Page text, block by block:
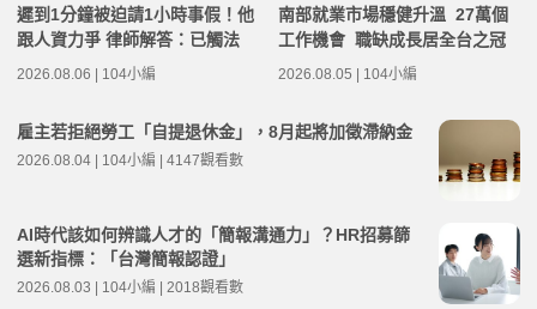
遲到1分鐘被迫請1小時事假！他
跟人資力爭 律師解答：已觸法
2026.08.06 | 104小編
南部就業市場穩健升溫 27萬個
工作機會 職缺成長居全台之冠
2026.08.05 | 104小編
雇主若拒絕勞工「自提退休金」，8月起將加徵滯納金
2026.08.04 | 104小編 | 4147觀看數
AI時代該如何辨識人才的「簡報溝通力」？HR招募篩
選新指標：「台灣簡報認證」
2026.08.03 | 104小編 | 2018觀看數